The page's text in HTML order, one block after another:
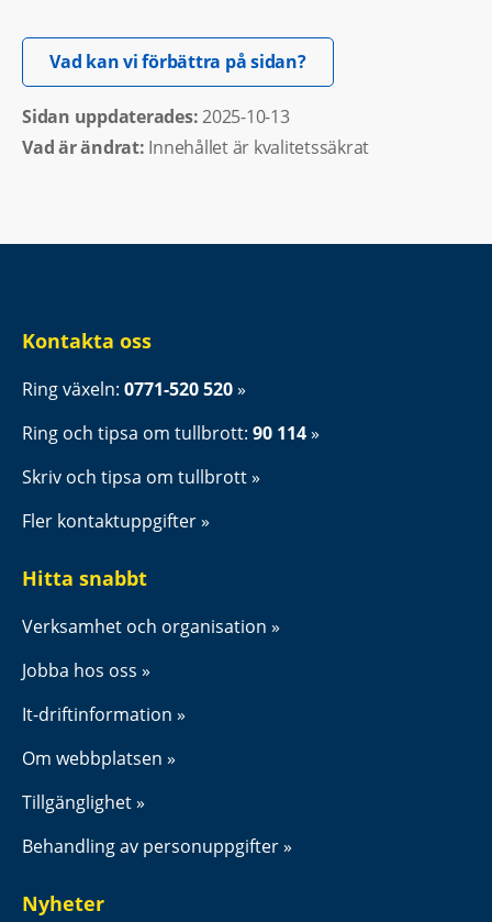
Vad kan vi förbättra på sidan?Öppnas i nytt fönster.
Sidan uppdaterades: 2025-10-13
Vad är ändrat: Innehållet är kvalitetssäkrat
Kontakta oss
Ring växeln: 0771-520 520
Ring och tipsa om tullbrott: 90 114
Skriv och tipsa om tullbrott
Fler kontaktuppgifter
Hitta snabbt
Verksamhet och organisation
Jobba hos oss
It-driftinformation
Om webbplatsen
Tillgänglighet
Behandling av personuppgifter
Nyheter